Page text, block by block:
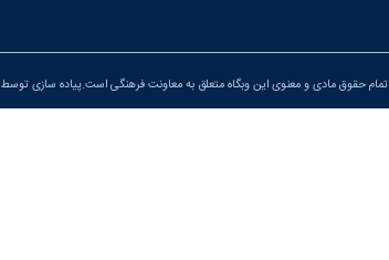
تمام حقوق مادی و معنوی این وبگاه متعلق به معاونت فرهنگی است.پیاده سازی توسط